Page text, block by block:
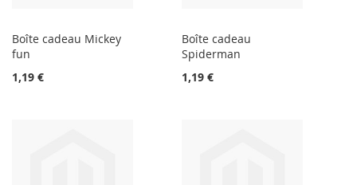
Boîte cadeau Mickey
fun
1,19 €
Boîte cadeau
Spiderman
1,19 €